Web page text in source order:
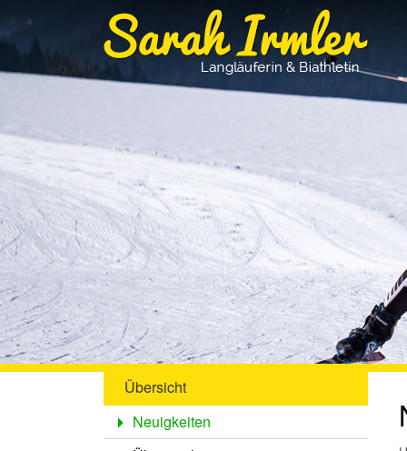
Übersicht
Neuigkeiten